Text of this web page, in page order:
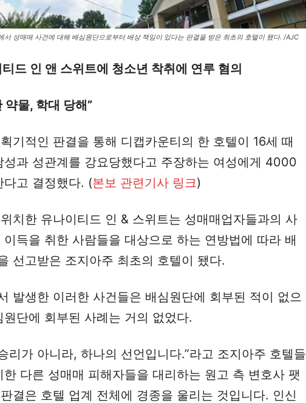
서 성매매 사건에 대해 배심원단으로부터 배상 책임이 있다는 판결을 받은 최초의 호텔이 됐다. /AJC
드 인 앤 스위트에 청소년 착취에 연루 혐의
물, 학대 당해”
기적인 판결을 통해 디캡카운티의 한 호텔이 16세 때
성과 성관계를 강요당했다고 주장하는 여성에게 4000
다고 결정했다. (본보 관련기사 링크)
치한 유나이티드 인 & 스위트는 성매매업자들과의 사
득을 취한 사람들을 대상으로 하는 연방법에 따라 배
선고받은 조지아주 최초의 호텔이 됐다.
발생한 이러한 사건들은 배심원단에 회부된 적이 없으
단에 회부된 사례는 거의 없었다.
리가 아니라, 하나의 선언입니다.”라고 조지아주 호텔들
다른 성매매 피해자들을 대리하는 원고 측 변호사 팻
결은 호텔 업계 전체에 경종을 울리는 것입니다. 인신